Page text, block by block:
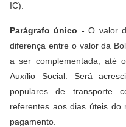
IC).
Parágrafo único - O valor
diferença entre o valor da
a ser complementada, até
Auxílio Social. Será
populares de transporte
referentes aos dias úteis do
pagamento.